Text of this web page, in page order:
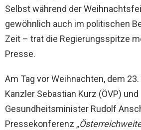
Selbst während der
gewöhnlich auch im politischen
Zeit – trat die Regierungsspitze
Presse.
Am Tag vor Weihnachten, dem
Kanzler Sebastian Kurz (ÖVP) und
Gesundheitsminister Rudolf
Pressekonferenz „